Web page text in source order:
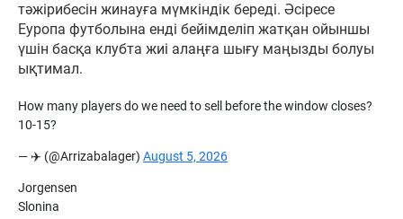
тәжірибесін жинауға мүмкіндік береді. Әсіресе
Еуропа футболына енді бейімделіп жатқан ойыншы
үшін басқа клубта жиі алаңға шығу маңызды болуы
ықтимал.
How many players do we need to sell before the window closes?
10-15?
— ✈️ (@Arrizabalager) August 5, 2026
Jorgensen
Slonina